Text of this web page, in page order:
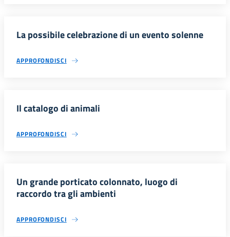
La possibile celebrazione di un evento solenne
APPROFONDISCI
Il catalogo di animali
APPROFONDISCI
Un grande porticato colonnato, luogo di
raccordo tra gli ambienti
APPROFONDISCI